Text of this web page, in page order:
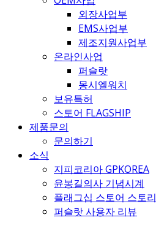
외장사업부
EMS사업부
제조지원사업부
온라인사업
퍼슬랏
몽시엘워치
보유특허
스토어 FLAGSHIP
제품문의
문의하기
소식
지피코리아 GPKOREA
윤봉길의사 기념시계
플래그십 스토어 스토리
퍼슬랏 사용자 리뷰